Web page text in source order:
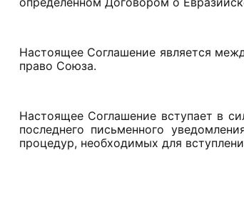
Настоящее Соглашение является
право Союза.
Настоящее Соглашение вступает в
последнего письменного
процедур, необходимых для